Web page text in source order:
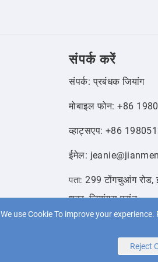
We use Cookie To improve your
Reject
संपर्क करें
संपर्क: प्रबंधक जियांग
मोबाइल फोन: +86
व्हाट्सएप: +86
ईमेल:
पता:299 टोंगचुआंग रोड,
शहर, जियांगसू प्रांत